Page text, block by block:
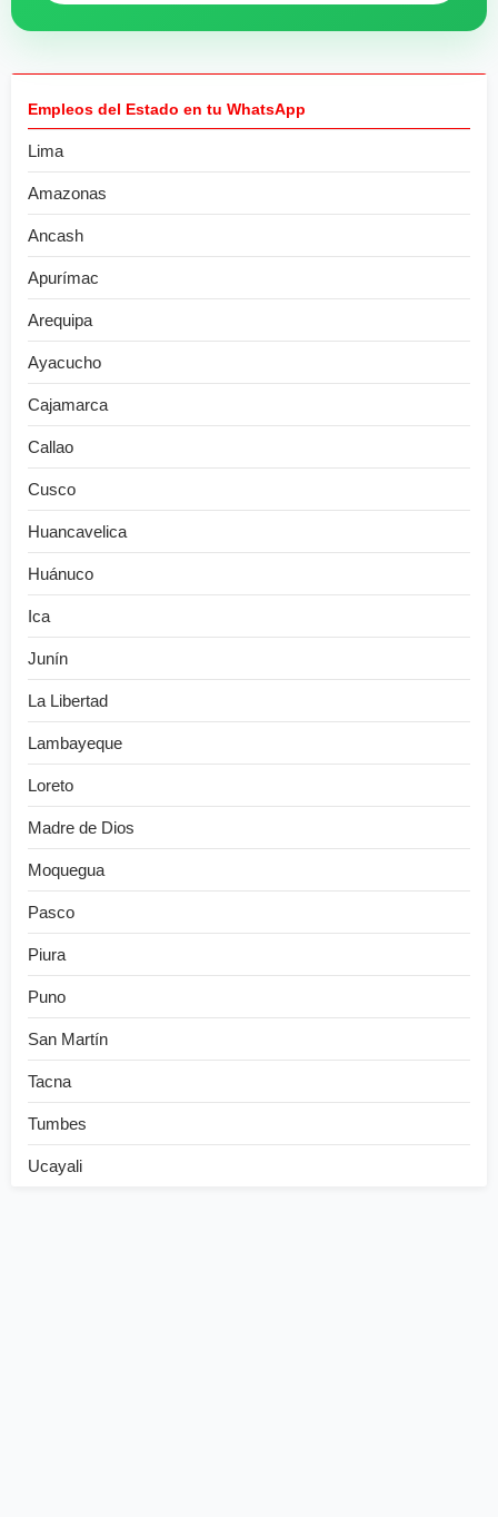
Empleos del Estado en tu WhatsApp
Lima
Amazonas
Ancash
Apurímac
Arequipa
Ayacucho
Cajamarca
Callao
Cusco
Huancavelica
Huánuco
Ica
Junín
La Libertad
Lambayeque
Loreto
Madre de Dios
Moquegua
Pasco
Piura
Puno
San Martín
Tacna
Tumbes
Ucayali